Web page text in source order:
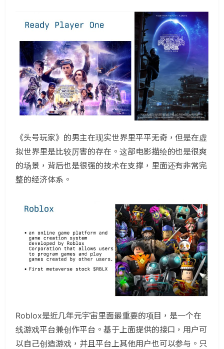
《头号玩家》的男主在现实世界里平平无奇，但是在虚
拟世界里是比较厉害的存在。这部电影描绘的也是很爽
的场景，背后也是很强的技术在支撑，里面还有非常完
整的经济体系。
Roblox是近几年元宇宙里面最重要的项目，是一个在
线游戏平台兼创作平台。基于上面提供的接口，用户可
以自己创造游戏，并且平台上其他用户也可以参与。只